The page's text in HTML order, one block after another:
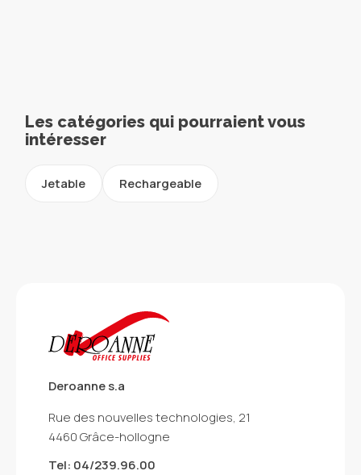
Les catégories qui pourraient vous
intéresser
Jetable Rechargeable
Deroanne s.a
Rue des nouvelles technologies, 21
4460 Grâce-hollogne
Tel: 04/239.96.00